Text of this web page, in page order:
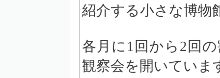
紹介する小さな博物
各月に1回から2回
観察会を開いていま